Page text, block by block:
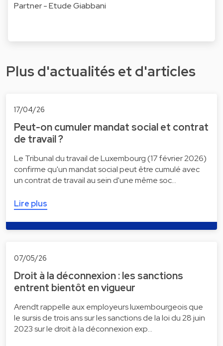
Partner - Etude Giabbani
Plus d'actualités et d'articles
17/04/26
Peut-on cumuler mandat social et contrat
de travail ?
Le Tribunal du travail de Luxembourg (17 février 2026)
confirme qu'un mandat social peut être cumulé avec
un contrat de travail au sein d'une même soc…
Lire plus
07/05/26
Droit à la déconnexion : les sanctions
entrent bientôt en vigueur
Arendt rappelle aux employeurs luxembourgeois que
le sursis de trois ans sur les sanctions de la loi du 28 juin
2023 sur le droit à la déconnexion exp…